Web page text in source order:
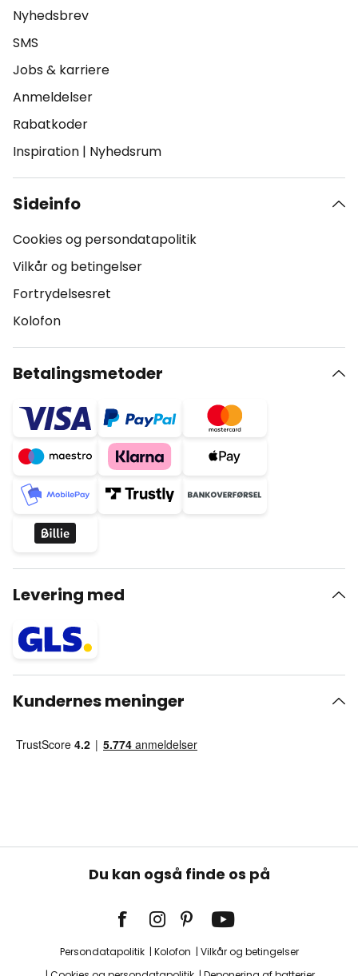
Nyhedsbrev
SMS
Jobs & karriere
Anmeldelser
Rabatkoder
Inspiration | Nyhedsrum
Sideinfo
Cookies og persondatapolitik
Vilkår og betingelser
Fortrydelsesret
Kolofon
Betalingsmetoder
Levering med
Kundernes meninger
Du kan også finde os på
Persondatapolitik Kolofon
Vilkår og betingelser